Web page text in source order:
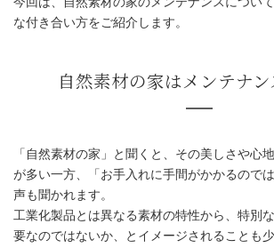
な付き合い方をご紹介します。
自然素材の家はメ
「自然素材の家」と聞くと、その美しさや心
が多い一方、「お手入れに手間がかかるので
声も聞かれます。
工業化製品とは異なる素材の特性から、特別
要なのではないか、とイメージされることも